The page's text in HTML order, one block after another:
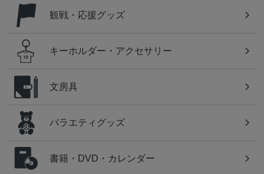
観戦・応援グッズ
キーホルダー・アクセサリー
文房具
バラエティグッズ
書籍・DVD・カレンダー